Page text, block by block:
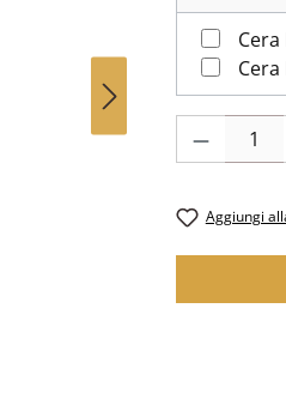
Quantità
Aggiungi